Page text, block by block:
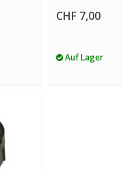
CHF 7,00
Auf Lager